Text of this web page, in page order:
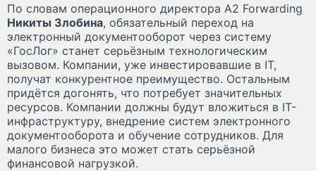
По словам операционного директора A2 Forwarding
Никиты Злобина, обязательный переход на
электронный документооборот через систему
«ГосЛог» станет серьёзным технологическим
вызовом. Компании, уже инвестировавшие в IT,
получат конкурентное преимущество. Остальным
придётся догонять, что потребует значительных
ресурсов. Компании должны будут вложиться в IT-
инфраструктуру, внедрение систем электронного
документооборота и обучение сотрудников. Для
малого бизнеса это может стать серьёзной
финансовой нагрузкой.